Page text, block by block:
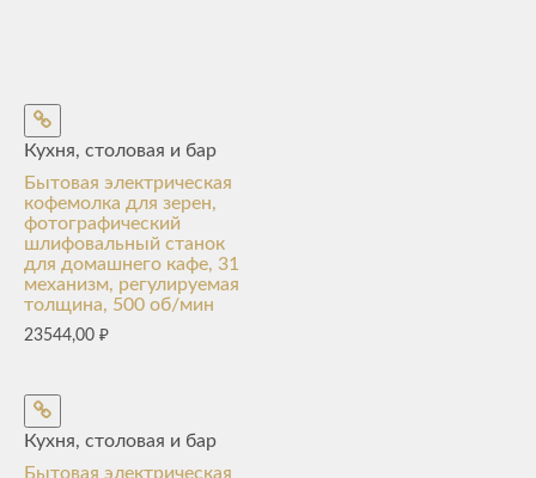
Кухня, столовая и бар
Бытовая электрическая
кофемолка для зерен,
фотографический
шлифовальный станок
для домашнего кафе, 31
механизм, регулируемая
толщина, 500 об/мин
23544,00 ₽
Кухня, столовая и бар
Бытовая электрическая